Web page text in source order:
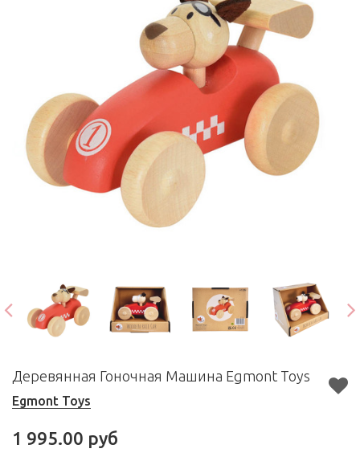
Деревянная Гоночная Машина Egmont Toys
Egmont Toys
1 995.00 руб